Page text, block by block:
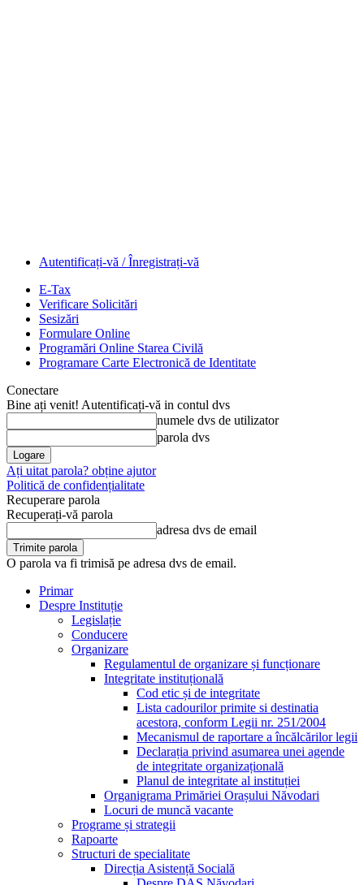
Autentificați-vă / Înregistrați-vă
E-Tax
Verificare Solicitări
Sesizări
Formulare Online
Programări Online Starea Civilă
Programare Carte Electronică de Identitate
Conectare
Bine ați venit! Autentificați-vă in contul dvs
numele dvs de utilizator
parola dvs
Ați uitat parola? obține ajutor
Politică de confidențialitate
Recuperare parola
Recuperați-vă parola
adresa dvs de email
O parola va fi trimisă pe adresa dvs de email.
Primar
Despre Instituție
Legislație
Conducere
Organizare
Regulamentul de organizare și funcționare
Integritate instituțională
Cod etic și de integritate
Lista cadourilor primite si destinatia
acestora, conform Legii nr. 251/2004
Mecanismul de raportare a încălcărilor legii
Declarația privind asumarea unei agende
de integritate organizațională
Planul de integritate al instituției
Organigrama Primăriei Orașului Năvodari
Locuri de muncă vacante
Programe și strategii
Rapoarte
Structuri de specialitate
Direcția Asistență Socială